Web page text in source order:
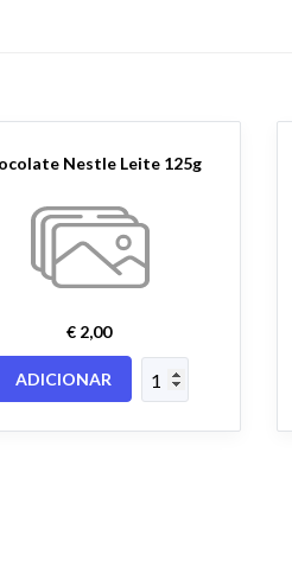
Nestle Leite 125g
€ 2,00
ADICIONAR